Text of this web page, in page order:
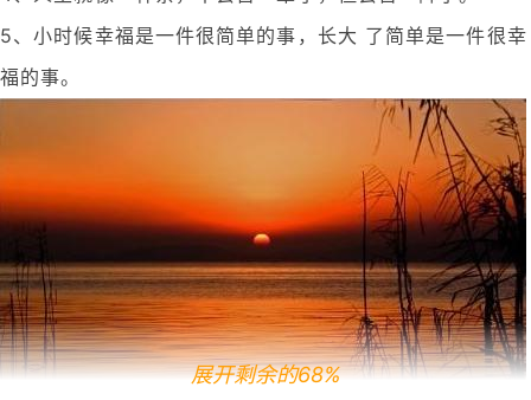
5、小时候幸福是一件很简单的事，长大 了简单是一件很幸
福的事。
展开剩余的68%